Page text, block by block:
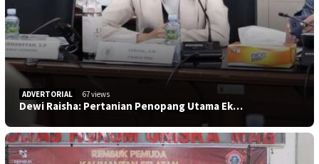
ADVERTORIAL 67 views
Dewi Raisha: Pertanian Penopang Utama Ek…